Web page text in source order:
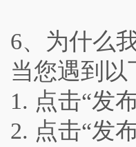
6、为什么
当您遇到
1. 点击“发
2. 点击“发